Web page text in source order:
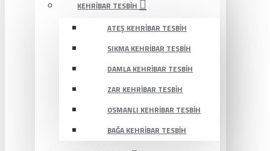
KEHRIBAR TESBIH
ATEŞ KEHRIBAR TESBIH
SIKMA KEHRIBAR TESBIH
DAMLA KEHRIBAR TESBIH
ZAR KEHRIBAR TESBIH
OSMANLI KEHRIBAR TESBIH
BAĞA KEHRIBAR TESBIH